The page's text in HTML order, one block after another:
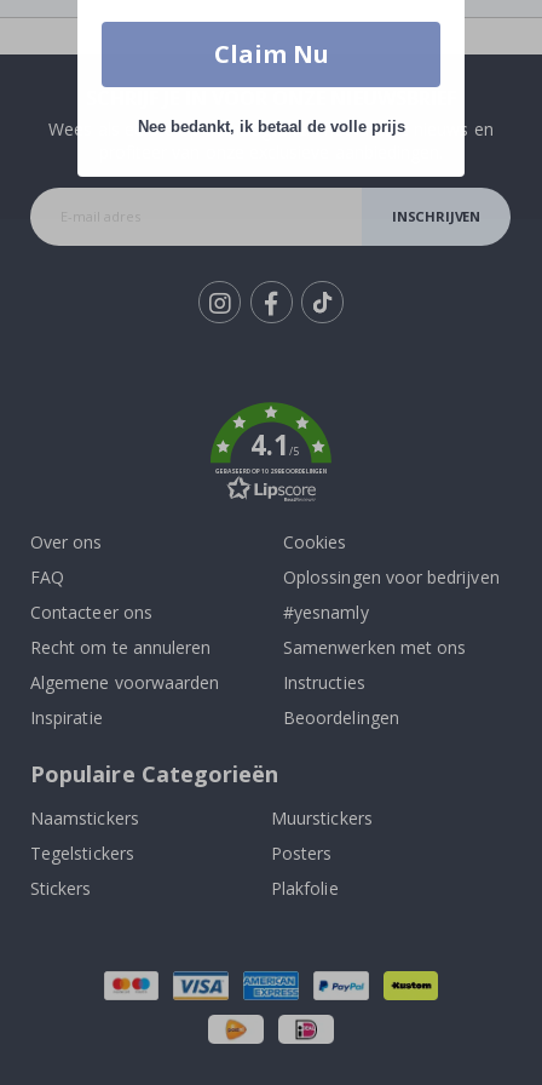
Wees als eerste op de hoogte van het laatste nieuws en
INSCHRIJVEN
4.1/5
GEBASEERD OP 1029 BEOORDELINGEN
Over ons
FAQ
Contacteer ons
Recht om te annuleren
Algemene voorwaarden
Inspiratie
Cookies
Oplossingen voor bedrijven
#yesnamly
Samenwerken met ons
Instructies
Beoordelingen
Populaire Categorieën
Naamstickers
Muurstickers
Tegelstickers
Posters
Stickers
Plakfolie
Claim Nu
Nee bedankt, ik betaal de volle prijs